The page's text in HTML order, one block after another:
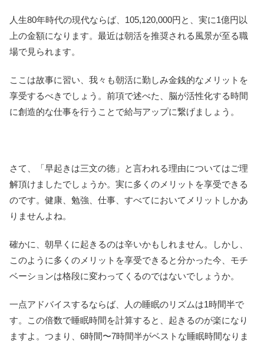
人生80年時代の現代ならば、105,120,000円と、実に1億円以
上の金額になります。最近は朝活を推奨される風景が至る職
場で見られます。
ここは故事に習い、我々も朝活に勤しみ金銭的なメリットを
享受するべきでしょう。前項で述べた、脳が活性化する時間
に創造的な仕事を行うことで給与アップに繋げましょう。
さて、「早起きは三文の徳」と言われる理由についてはご理
解頂けましたでしょうか。実に多くのメリットを享受できる
のです。健康、勉強、仕事、すべてにおいてメリットしかあ
りませんよね。
確かに、朝早くに起きるのは辛いかもしれません。しかし、
このように多くのメリットを享受できると分かった今、モチ
ベーションは格段に変わってくるのではないでしょうか。
一点アドバイスするならば、人の睡眠のリズムは1時間半で
す。この倍数で睡眠時間を計算すると、起きるのが楽になり
ますよ。つまり、6時間〜7時間半がベストな睡眠時間なりま